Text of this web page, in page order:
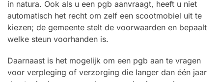
in natura. Ook als u een pgb aanvraagt, heeft u niet
automatisch het recht om zelf een scootmobiel uit te
kiezen; de gemeente stelt de voorwaarden en bepaalt
welke steun voorhanden is.
Daarnaast is het mogelijk om een pgb aan te vragen
voor verpleging of verzorging die langer dan één jaar